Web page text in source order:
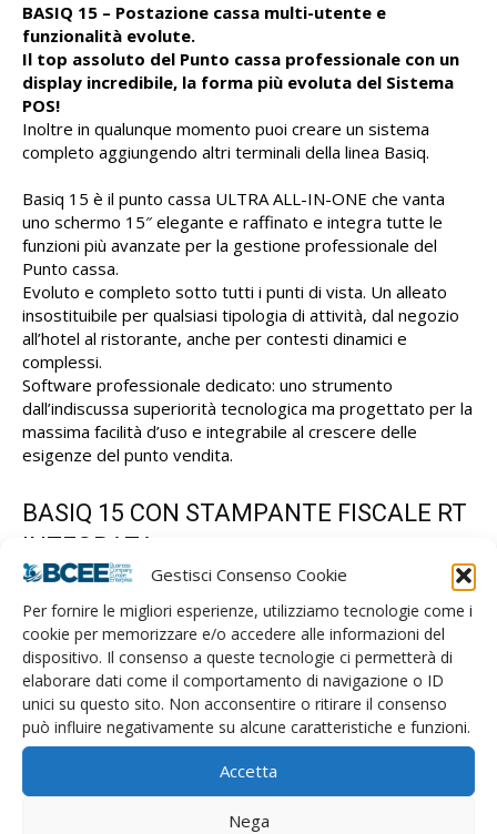
Gestisci Consenso Cookie
Per fornire le migliori esperienze, utilizziamo tecnologie come i
cookie per memorizzare e/o accedere alle informazioni del
dispositivo. Il consenso a queste tecnologie ci permetterà di
elaborare dati come il comportamento di navigazione o ID
unici su questo sito. Non acconsentire o ritirare il consenso
può influire negativamente su alcune caratteristiche e funzioni.
Accetta
Nega
BASIQ 15 – Postazione cassa multi-utente e
funzionalità evolute.
Il top assoluto del Punto cassa professionale con un
display incredibile, la forma più evoluta del Sistema
POS!
Inoltre in qualunque momento puoi creare un sistema
completo aggiungendo altri terminali della linea Basiq.
Basiq 15 è il punto cassa ULTRA ALL-IN-ONE che vanta
uno schermo 15″ elegante e raffinato e integra tutte le
funzioni più avanzate per la gestione professionale del
Punto cassa.
Evoluto e completo sotto tutti i punti di vista. Un alleato
insostituibile per qualsiasi tipologia di attività, dal negozio
all’hotel al ristorante, anche per contesti dinamici e
complessi.
Software professionale dedicato: uno strumento
dall’indiscussa superiorità tecnologica ma progettato per la
massima facilità d’uso e integrabile al crescere delle
esigenze del punto vendita.
BASIQ 15 CON STAMPANTE FISCALE RT
INTEGRATA
rotativa, ultracompatta, rotolo 80/78, taglierina automatica
(garantita 1 milione di tagli). L’alta velocità di stampa ti
permette di risparmiare tempo prezioso e grazie
allatestina termica di alta qualità, questa stampante
offre prestazioni estremamente affidabili.
Il modulo centrale della stampante èomologato
dall’Agenzia delle Entrate come Registratore
, pronto per l’invio telematico dei corrispettivi,
ed è inoltre giàomologato per la lotteria degli